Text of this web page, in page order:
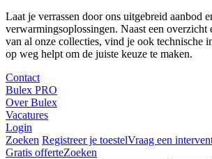
Laat je verrassen door ons uitgebreid aanbod
verwarmingsoplossingen. Naast een overzicht
van al onze collecties, vind je ook technische
op weg helpt om de juiste keuze te maken.
Contact
Bulex PRO
Over Bulex
Vacatures
Login
Zoeken Registreer je toestelVraag een
Gratis offerteZoeken